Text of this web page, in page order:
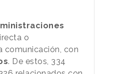
o
comunicación, con
. De estos, 334